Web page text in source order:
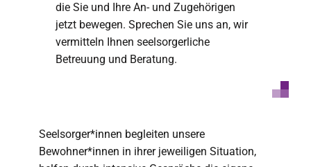
die Sie und Ihre An- und Zugehörigen
jetzt bewegen. Sprechen Sie uns an, wir
vermitteln Ihnen seelsorgerliche
Betreuung und Beratung.
Seelsorger*innen begleiten unsere
Bewohner*innen in ihrer jeweiligen Situation,